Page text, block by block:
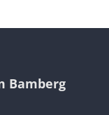
Bamberg